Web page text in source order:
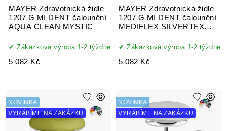
MAYER Zdravotnická židle
1207 G MI DENT čalounění
AQUA CLEAN MYSTIC
Zákazková výroba 1-2 týždne
5 082 Kč
MAYER Zdravotnická židle
1207 G MI DENT čalounění
MEDIFLEX SILVERTEX
Zákazková výroba 1-2 týždne
5 082 Kč
NOVINKA
VYRÁBÍME NA ZAKÁZKU
NOVINKA
VYRÁBÍME NA ZAKÁZKU